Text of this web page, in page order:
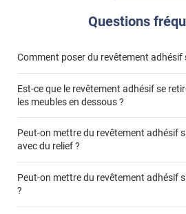
Questions
Comment poser du revêtement adhésif
« Comment poser un
Est-ce que le revêtement adhésif se
les meubles en dessous ?
Peut-on mettre du revêtement adhésif
avec du relief ?
Peut-on mettre du revêtement adhésif
?